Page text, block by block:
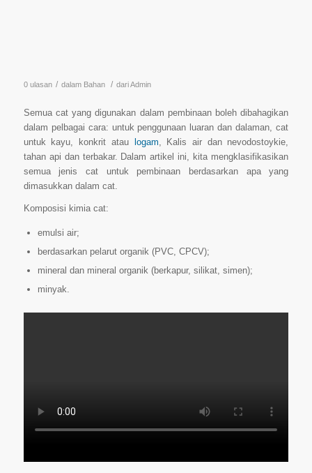
0 ulasan / dalam Bahan / dariAdmin
Semua cat yang digunakan dalam pembinaan boleh dibahagikan
dalam pelbagai cara: untuk penggunaan luaran dan dalaman, cat
untuk kayu, konkrit atau
logam , Kalis air dan nevodostoykie,
tahan api dan terbakar. Dalam artikel ini, kita mengklasifikasikan
semua jenis cat untuk pembinaan berdasarkan apa yang
dimasukkan dalam cat.
Komposisi kimia cat:
emulsi air;
berdasarkan pelarut organik (PVC, CPCV);
mineral dan mineral organik (berkapur, silikat, simen);
minyak.